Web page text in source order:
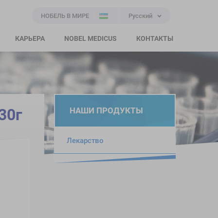
НОБЕЛЬ В МИРЕ Русский
КАРЬЕРА NOBEL MEDICUS КОНТАКТЫ
НАШИ ПРОДУКТЫ
Лекарство